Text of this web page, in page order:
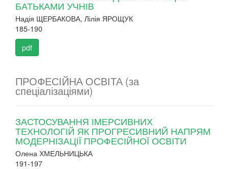
БАТЬКАМИ УЧНІВ
Надія ЩЕРБАКОВА, Лілія ЯРОЩУК
185-190
pdf
ПРОФЕСІЙНА ОСВІТА (за
спеціалізаціями)
ЗАСТОСУВАННЯ ІМЕРСИВНИХ
ТЕХНОЛОГІЙ ЯК ПРОГРЕСИВНИЙ НАПРЯМ
МОДЕРНІЗАЦІЇ ПРОФЕСІЙНОЇ ОСВІТИ
Олена ХМЕЛЬНИЦЬКА
191-197